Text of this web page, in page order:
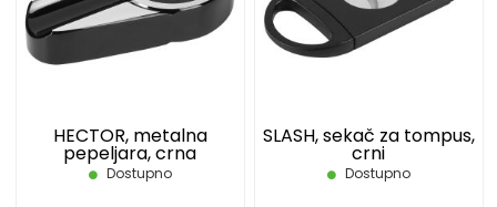
HECTOR, metalna
pepeljara, crna
Dostupno
LISTU
SLASH, sekač za tompus,
crni
Dostupno